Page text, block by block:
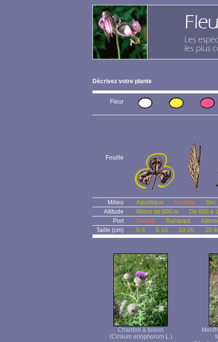
Décrivez votre plante
Fleur
Feuille
Milieu Aquatique Humide
Sec
Altitude
Moins de 600 m
De 600 à
Port
Dressé Rampant
Taille (cm)
0-5 5-10 10-20 20-
Chardon à toison
(Cirsium eriophorum L.)